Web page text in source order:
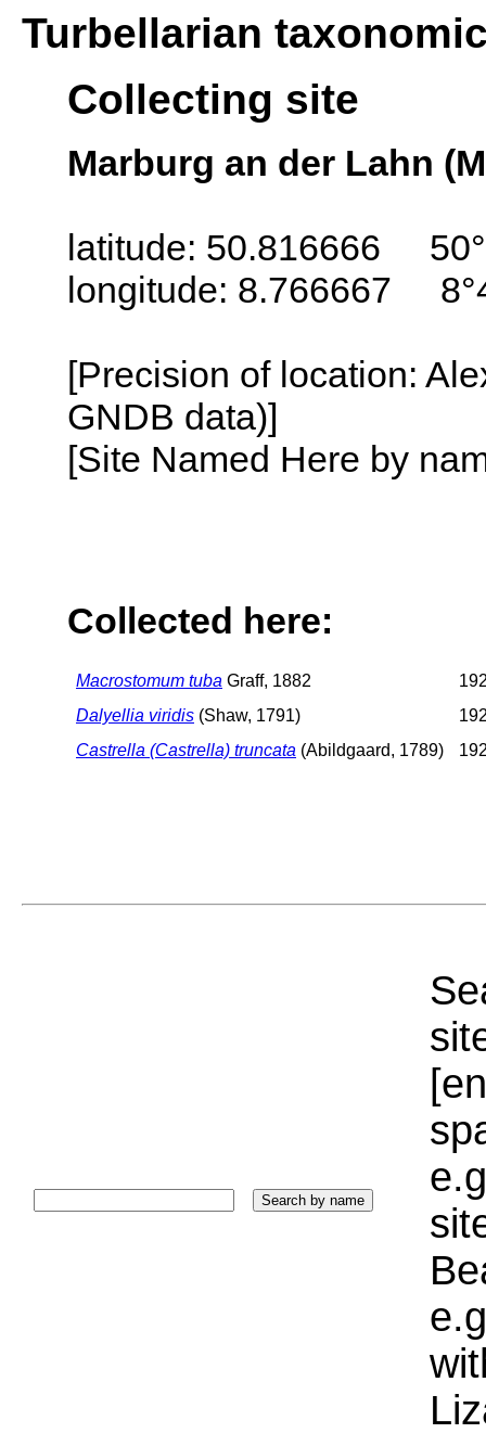
Turbellarian
Collecting site
Marburg an der Lahn
latitude: 50.816666
longitude: 8.766667
[Precision of location:
GNDB data)]
[Site Named Here by
Collected here:
Macrostomum tuba Graff, 1882
Dalyellia viridis (Shaw, 1791)
Castrella (Castrella) truncata (Abildgaard, 1789)